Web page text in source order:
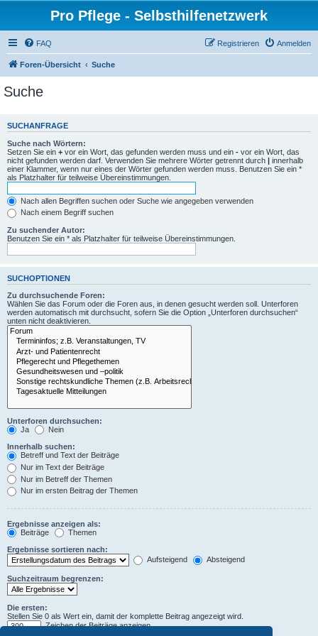
Pro Pflege - Selbsthilfenetzwerk
FAQ Anmelden
Registrieren
Foren-Übersicht Suche
Suche
SUCHANFRAGE
Suche nach Wörtern:
Setzen Sie ein + vor ein Wort, das gefunden werden muss und ein - vor ein Wort, das
nicht gefunden werden darf. Verwenden Sie mehrere Wörter getrennt durch | innerhalb
einer Klammer, wenn nur eines der Wörter gefunden werden muss. Benutzen Sie ein *
als Platzhalter für teilweise Übereinstimmungen.
Nach allen Begriffen suchen oder Suche wie angegeben verwenden
Nach einem Begriff suchen
Zu suchender Autor:
Benutzen Sie ein * als Platzhalter für teilweise Übereinstimmungen.
SUCHOPTIONEN
Zu durchsuchende Foren:
Wählen Sie das Forum oder die Foren aus, in denen gesucht werden soll. Unterforen
werden automatisch mit durchsucht, sofern Sie die Option „Unterforen durchsuchen“
unten nicht deaktivieren.
Unterforen durchsuchen:
Ja
Nein
Innerhalb suchen:
Betreff und Text der Beiträge
Nur im Text der Beiträge
Nur im Betreff der Themen
Nur im ersten Beitrag der Themen
Ergebnisse anzeigen als:
Beiträge
Themen
Ergebnisse sortieren nach:
Aufsteigend
Absteigend
Suchzeitraum begrenzen:
Die ersten:
Stellen Sie 0 als Wert ein, damit der komplette Beitrag angezeigt wird.
Zeichen der Beiträge anzeigen